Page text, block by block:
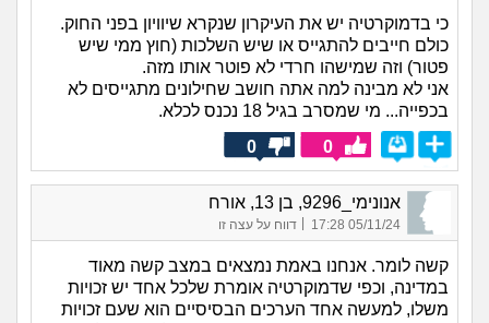
כי בדמוקרטיה יש את העיקרון שנקרא שיוויון בפני החוק.
כולם חייבים להתגייס או שיש השלכות (חוץ ממי שיש
פטור) וזה שמישהו חרדי לא פוטר אותו מזה.
אני לא מבינה למה אתה חושב שחילונים מתגייסים לא
בכפייה... מי שמסרב בגיל 18 נכנס לכלא.
0
0
אנונימי_9296, בן 13, אורח
05/11/24 17:28
| דווח על עצה זו
קשה לומר. אנחנו באמת נמצאים במצב קשה מאוד
במדינה, וכפי שדמוקרטיה אומרת שלכל אחד יש זכויות
משלו, למעשה אחד הערכים הבסיסיים הוא שעם זכויות